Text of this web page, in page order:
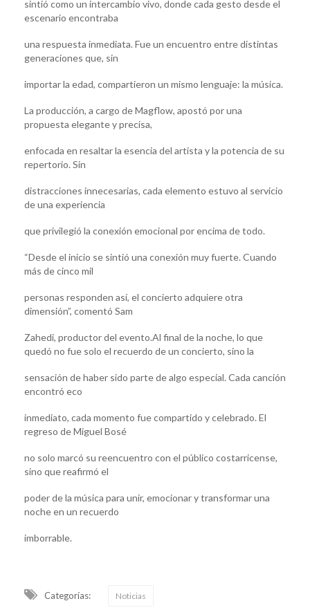
sintió como un intercambio vivo, donde cada gesto desde el
escenario encontraba
una respuesta inmediata. Fue un encuentro entre distintas
generaciones que, sin
importar la edad, compartieron un mismo lenguaje: la música.
La producción, a cargo de Magflow, apostó por una
propuesta elegante y precisa,
enfocada en resaltar la esencia del artista y la potencia de su
repertorio. Sin
distracciones innecesarias, cada elemento estuvo al servicio
de una experiencia
que privilegió la conexión emocional por encima de todo.
“Desde el inicio se sintió una conexión muy fuerte. Cuando
más de cinco mil
personas responden así, el concierto adquiere otra
dimensión”, comentó Sam
Zahedi, productor del evento.Al final de la noche, lo que
quedó no fue solo el recuerdo de un concierto, sino la
sensación de haber sido parte de algo especial. Cada canción
encontró eco
inmediato, cada momento fue compartido y celebrado. El
regreso de Miguel Bosé
no solo marcó su reencuentro con el público costarricense,
sino que reafirmó el
poder de la música para unir, emocionar y transformar una
noche en un recuerdo
imborrable.
Categorías: Noticias